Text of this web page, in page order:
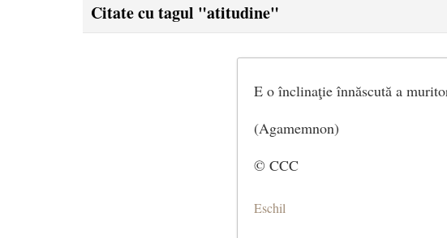
Citate cu tagul "atitudine"
E o înclinaţie înnăscută a
(Agamemnon)
© CCC
Eschil